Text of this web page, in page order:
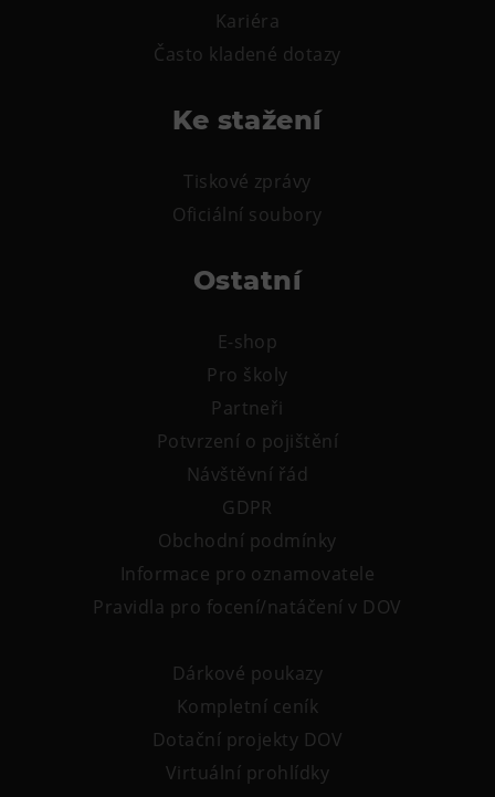
Hornické muzeum
CØKAFE Dolní Vítkovice
Hotel VP1
Vila Liběna
Narozeninové oslavy
Tematické dárkové poukazy
Kariéra
Často kladené dotazy
Ke stažení
Tiskové zprávy
Oficiální soubory
Ostatní
E-shop
Pro školy
Partneři
Potvrzení o pojištění
Návštěvní řád
GDPR
Obchodní podmínky
Informace pro oznamovatele
Pravidla pro focení/natáčení v DOV
Dárkové poukazy
Kompletní ceník
Dotační projekty DOV
Virtuální prohlídky